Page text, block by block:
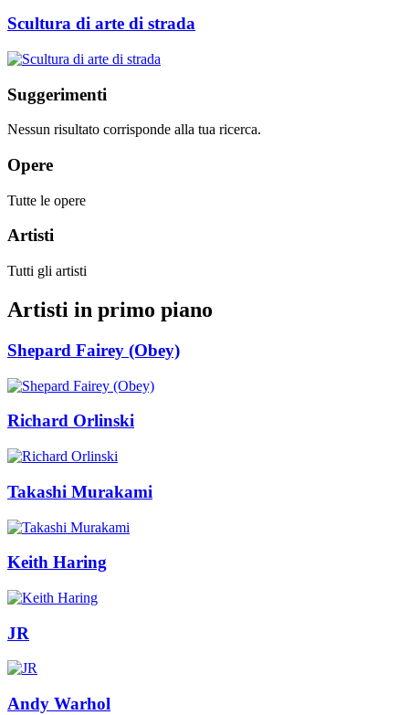
Scultura di arte di strada
Suggerimenti
Nessun risultato corrisponde alla tua ricerca.
Opere
Tutte le opere
Artisti
Tutti gli artisti
Artisti in primo piano
Shepard Fairey (Obey)
Richard Orlinski
Takashi Murakami
Keith Haring
JR
Andy Warhol